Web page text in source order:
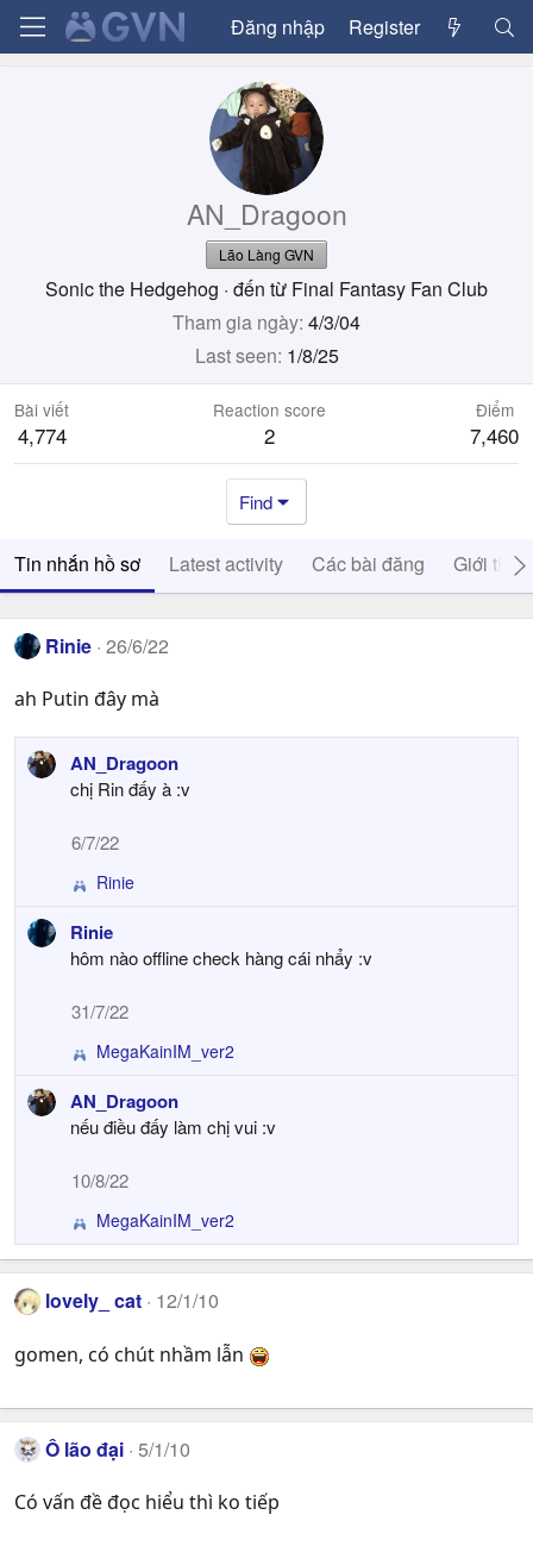
Đăng nhập Register
AN_Dragoon
Lão Làng GVN
Sonic the Hedgehog · đến từ Final Fantasy Fan Club
Tham gia ngày 4/3/04
Last seen 1/8/25
Bài viết
4,774
Reaction score
2
Điểm
7,460
Find
Tin nhắn hồ sơ Latest activity Các bài đăng Giới thiệu
Rinie 26/6/22
ah Putin đây mà
AN_Dragoon
chị Rin đấy à :v
6/7/22
R
a
c
n
:
Rinie
Rinie
hôm nào offline check hàng cái nhẩy :v
31/7/22
R
a
c
n
s
:
MegaKainIM_ver2
AN_Dragoon
nếu điều đấy làm chị vui :v
10/8/22
R
e
a
c
o
s
MegaKainIM_ver2
lovely_ cat 12/1/10
gomen, có chút nhầm lẫn
Ô lão đại 5/1/10
Có vấn đề đọc hiểu thì ko tiếp